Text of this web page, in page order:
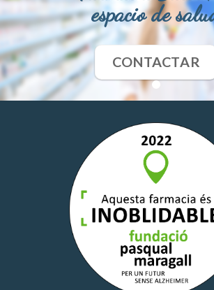
espacio de
CONTACTAR